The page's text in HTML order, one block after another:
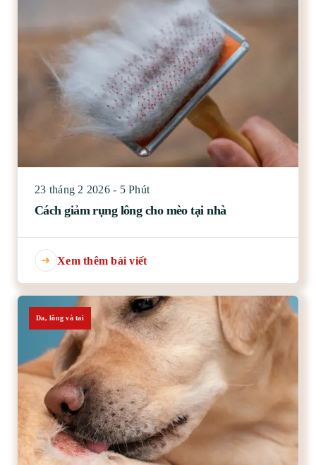
23 tháng 2 2026 - 5 Phút
Cách giảm rụng lông cho mèo tại nhà
Xem thêm bài viết
Da, lông và tai